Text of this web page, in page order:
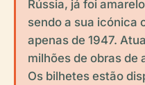
Rússia, já foi
sendo a sua icónica
apenas de 1947.
milhões de obras de
Os bilhetes estão